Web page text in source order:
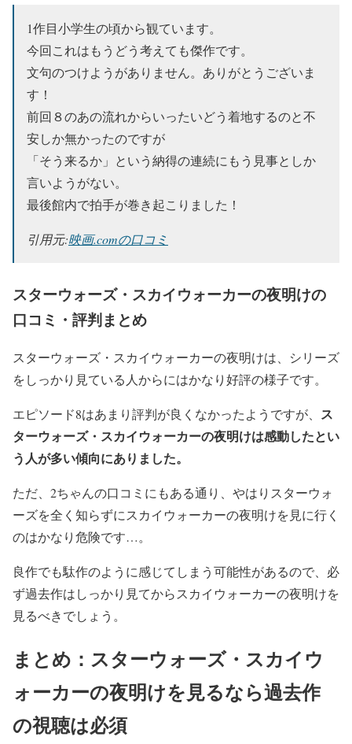
1作目小学生の頃から観ています。
今回これはもうどう考えても傑作です。
文句のつけようがありません。ありがとうございま
す！
前回８のあの流れからいったいどう着地するのと不
安しか無かったのですが
「そう来るか」という納得の連続にもう見事としか
言いようがない。
最後館内で拍手が巻き起こりました！
引用元:映画.comの口コミ
スターウォーズ・スカイウォーカーの夜明けの
口コミ・評判まとめ
スターウォーズ・スカイウォーカーの夜明けは、シリーズ
をしっかり見ている人からにはかなり好評の様子です。
エピソード8はあまり評判が良くなかったようですが、 ス
ターウォーズ・スカイウォーカーの夜明けは感動したとい
う人が多い傾向にありました。
ただ、2ちゃんの口コミにもある通り、やはりスターウォ
ーズを全く知らずにスカイウォーカーの夜明けを見に行く
のはかなり危険です…。
良作でも駄作のように感じてしまう可能性があるので、必
ず過去作はしっかり見てからスカイウォーカーの夜明けを
見るべきでしょう。
まとめ：スターウォーズ・スカイウ
ォーカーの夜明けを見るなら過去作
の視聴は必須